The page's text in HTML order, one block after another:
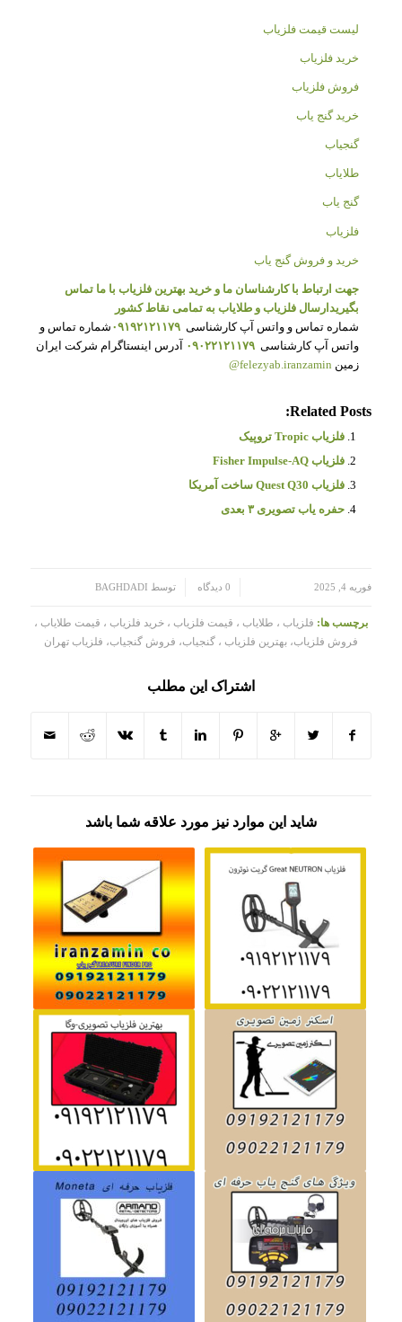
لیست قیمت فلزیاب
خرید فلزیاب
فروش فلزیاب
خرید گنج یاب
گنجیاب
طلایاب
گنج یاب
فلزیاب
خرید و فروش گنج یاب
جهت ارتباط با کارشناسان ما و خرید بهترین فلزیاب با ما تماس
بگیریدارسال فلزیاب و طلایاب به تمامی نقاط کشور
شماره تماس و واتس آپ کارشناسی ۰۹۱۹۲۱۲۱۱۷۹ شماره تماس و
واتس آپ کارشناسی ۰۹۰۲۲۱۲۱۱۷۹ آدرس اینستاگرام شرکت ایران
زمین felezyab.iranzamin@
Related Posts:
فلزیاب Tropic تروپیک
فلزیاب Fisher Impulse-AQ
فلزیاب Quest Q30 ساخت آمریکا
حفره یاب تصویری ۳ بعدی
فوریه 4, 2025 0 دیدگاه توسط BAGHDADI
برچسب ها: فلزیاب ، طلایاب ، قیمت فلزیاب ، خرید فلزیاب ، قیمت طلایاب ،
فروش فلزیاب، بهترین فلزیاب ، گنجیاب، فروش گنجیاب، فلزیاب تهران
اشتراک این مطلب
شاید این موارد نیز مورد علاقه شما باشد